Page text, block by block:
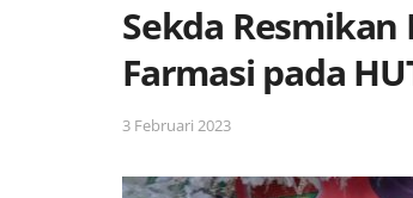
Sekda Resmikan
Farmasi pada
3 Februari 2023